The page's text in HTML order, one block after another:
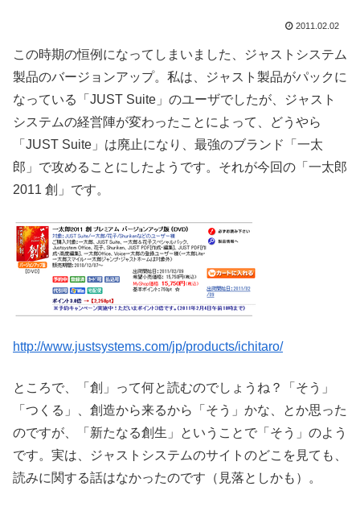
2011.02.02
この時期の恒例になってしまいました、ジャストシステム
製品のバージョンアップ。私は、ジャスト製品がパックに
なっている「JUST Suite」のユーザでしたが、ジャスト
システムの経営陣が変わったことによって、どうやら
「JUST Suite」は廃止になり、最強のブランド「一太
郎」で攻めることにしたようです。それが今回の「一太郎
2011 創」です。
http://www.justsystems.com/jp/products/ichitaro/
ところで、「創」って何と読むのでしょうね？「そう」
「つくる」、創造から来るから「そう」かな、とか思った
のですが、「新たなる創生」ということで「そう」のよう
です。実は、ジャストシステムのサイトのどこを見ても、
読みに関する話はなかったのです（見落としかも）。